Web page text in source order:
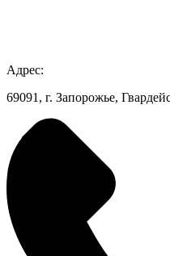
Адрес:
69091, г. Запорожье,